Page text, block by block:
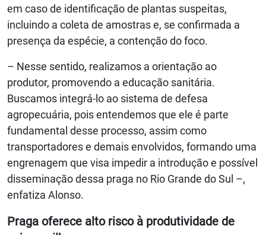
em caso de identificação de plantas suspeitas,
incluindo a coleta de amostras e, se confirmada a
presença da espécie, a contenção do foco.
– Nesse sentido, realizamos a orientação ao
produtor, promovendo a educação sanitária.
Buscamos integrá-lo ao sistema de defesa
agropecuária, pois entendemos que ele é parte
fundamental desse processo, assim como
transportadores e demais envolvidos, formando uma
engrenagem que visa impedir a introdução e possível
disseminação dessa praga no Rio Grande do Sul –,
enfatiza Alonso.
Praga oferece alto risco à produtividade de